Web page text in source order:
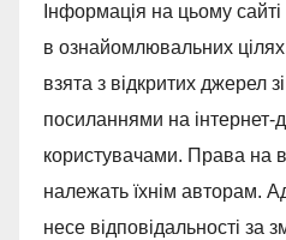
Інформація на цьому
в ознайомлювальних
взята з відкритих джерел
посиланнями на інтернет-
користувачами. Права на
належать їхнім авторам.
несе відповідальності за